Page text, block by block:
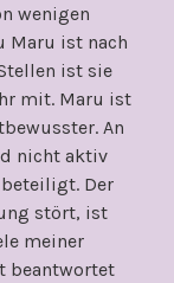
wenigen
Maru ist nach
ist sie
mit. Maru ist
An
nicht aktiv
Der
stört, ist
meiner
beantwortet